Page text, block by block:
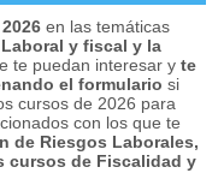
en las temáticas
y fiscal y la
te puedan interesar y te
el formulario si
cursos de 2026 para
con los que te
de Riesgos Laborales,
cursos de Fiscalidad y